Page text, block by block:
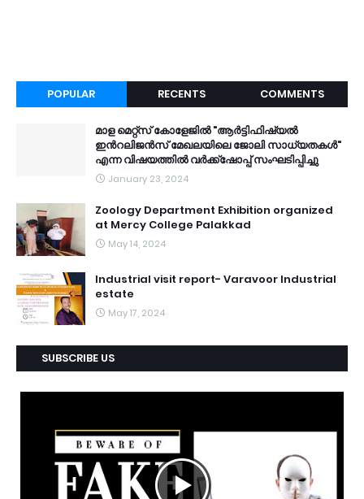
POPULAR RECENTS COMMENTS
മാള മെറ്റ്സ് കോളേജിൽ "ആർട്ടിഫിഷ്യൽ
ഇൻറലിജൻസ് മേഖലയിലെ ജോലി സാധ്യതകൾ"
എന്ന വിഷയത്തിൽ വർക്ക്ഷോപ്പ് സംഘടിപ്പിച്ചു
January 23, 2024
Zoology Department Exhibition organized
at Mercy College Palakkad
May 14, 2024
Industrial visit report- Varavoor Industrial
estate
May 17, 2024
SUBSCRIBE US